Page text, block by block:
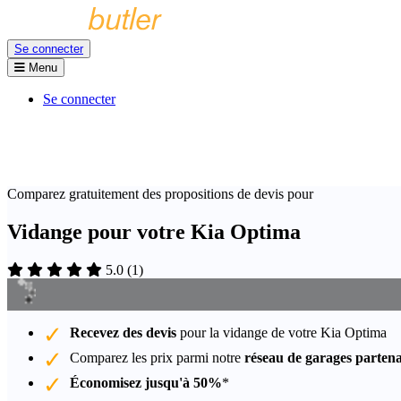
Se connecter
Menu
Se connecter
Comparez gratuitement des propositions de devis pour
Vidange pour votre Kia Optima
5.0 (1)
Recevez des devis pour la vidange de votre Kia Optima
Comparez les prix parmi notre réseau de garages
Économisez jusqu'à 50%*